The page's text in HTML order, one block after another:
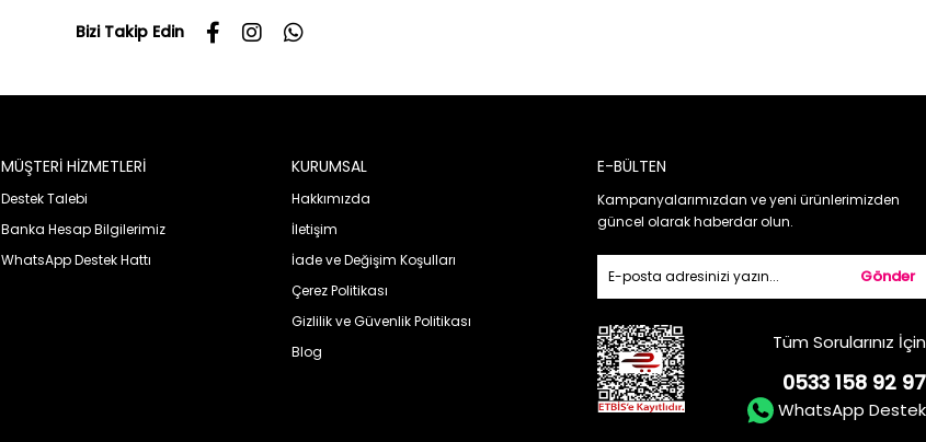
Bizi Takip Edin
MÜŞTERİ HİZMETLERİ
Destek Talebi
Banka Hesap Bilgilerimiz
WhatsApp Destek Hattı
KURUMSAL
Hakkımızda
İletişim
İade ve Değişim Koşulları
Çerez Politikası
Gizlilik ve Güvenlik Politikası
Blog
E-BÜLTEN
Kampanyalarımızdan ve yeni ürünlerimizden
güncel olarak haberdar olun.
Gönder
Tüm Sorularınız İçin
0533 158 92 97
WhatsApp Destek